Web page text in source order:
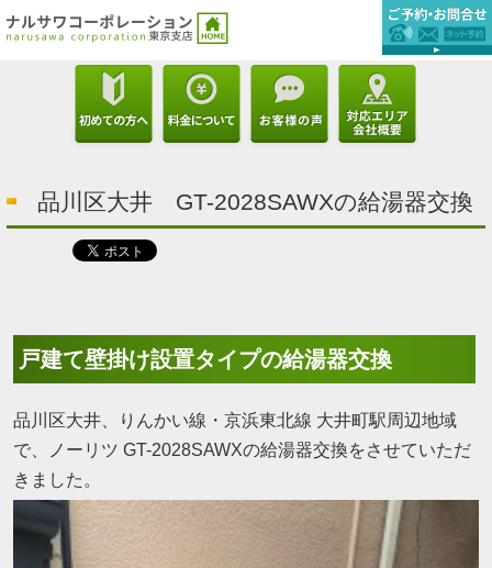
品川区大井 GT-2028SAWXの給湯器交換
戸建て壁掛け設置タイプの給湯器交換
品川区大井、りんかい線・京浜東北線 大井町駅周辺地域
で、ノーリツ GT-2028SAWXの給湯器交換をさせていただ
きました。